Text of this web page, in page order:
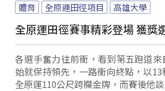
體育 全原運田徑項目 高雄大學
全原運田徑賽事精彩登場 獲獎
各選手奮力往前衝，看到第五跑道
始就保持領先，一路衝向終點，以
全原運110公尺跨欄金牌，而賽後他